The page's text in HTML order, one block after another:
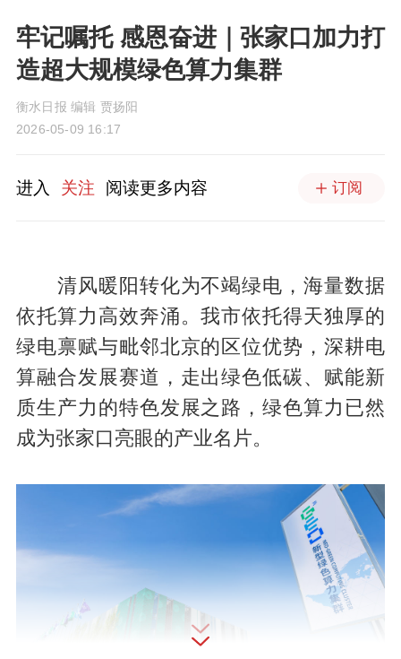
牢记嘱托 感恩奋进｜张家口加力打
造超大规模绿色算力集群
衡水日报 编辑 贾扬阳
2026-05-09 16:17
进入 关注 阅读更多内容 订阅
清风暖阳转化为不竭绿电，海量数据
依托算力高效奔涌。我市依托得天独厚的
绿电禀赋与毗邻北京的区位优势，深耕电
算融合发展赛道，走出绿色低碳、赋能新
质生产力的特色发展之路，绿色算力已然
成为张家口亮眼的产业名片。